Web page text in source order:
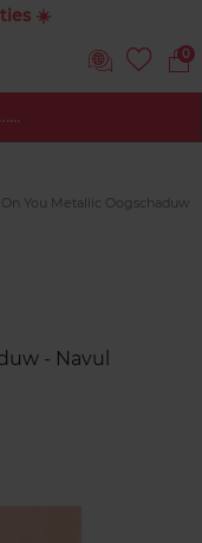
☀️
0
You Metallic Oogschaduw -
- Navul